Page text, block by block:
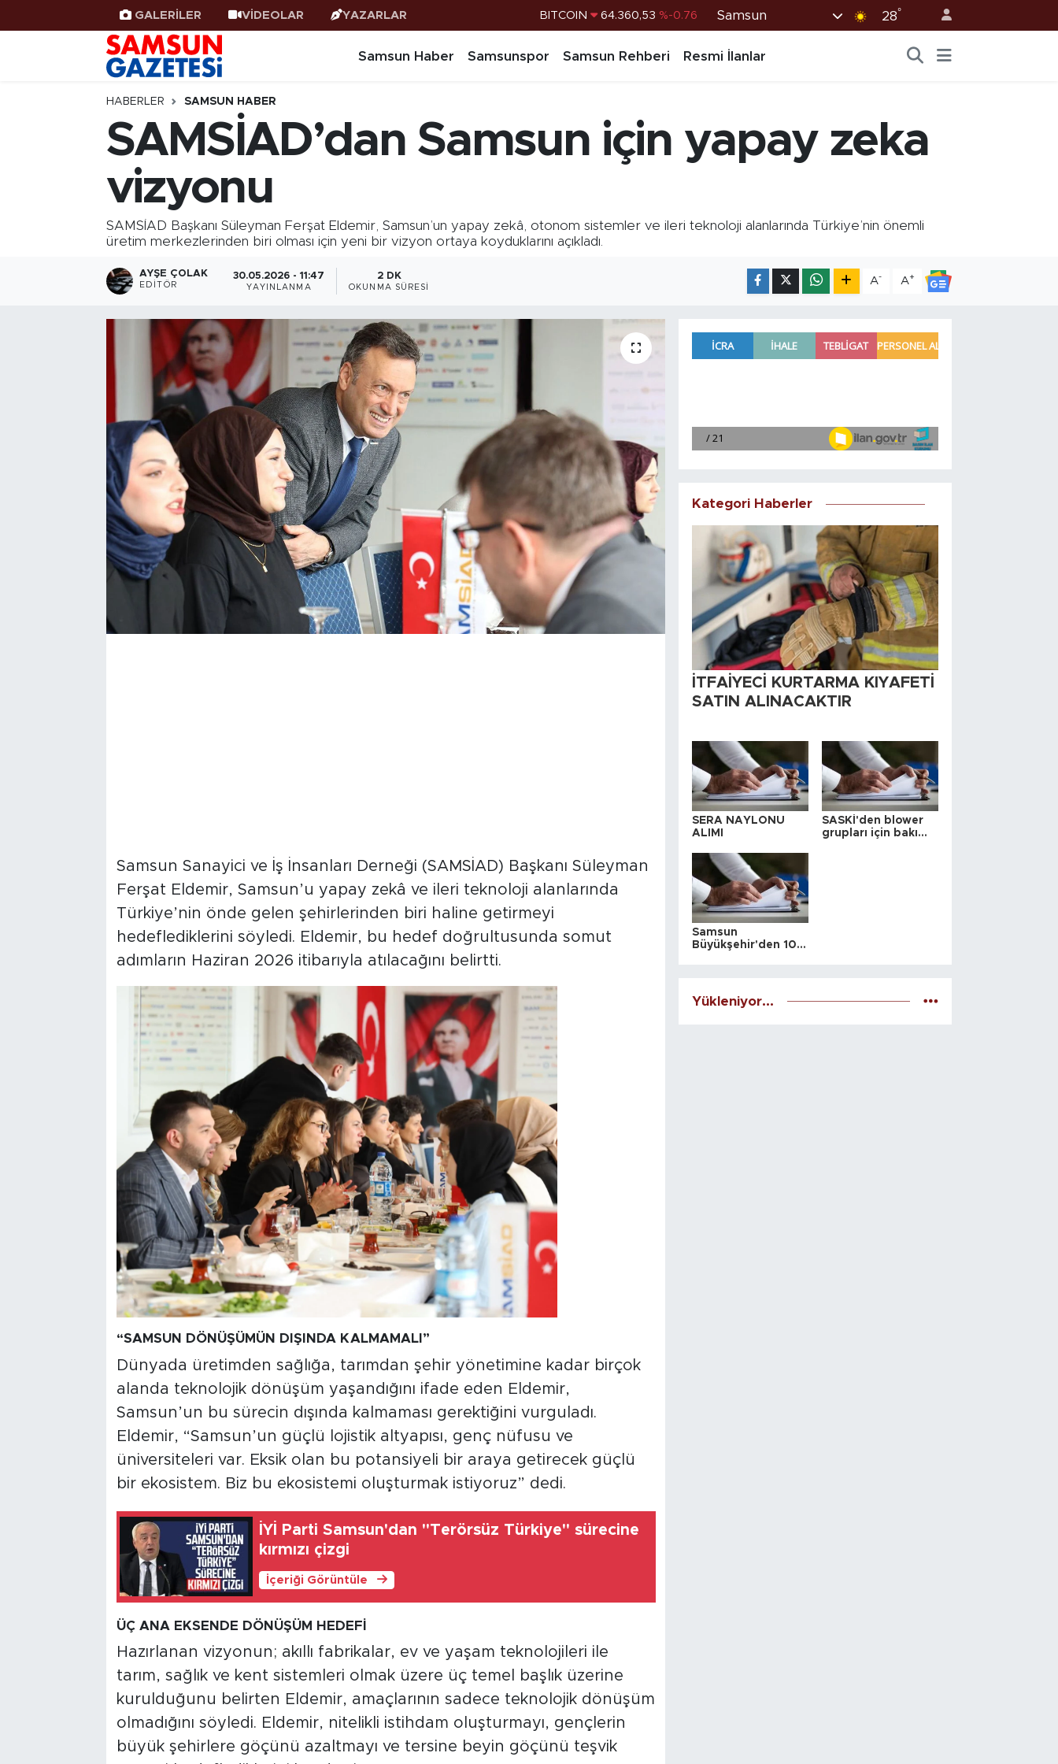
GALERİLER VİDEOLAR YAZARLAR DOLAR 47,7069 %0.17
BİST100 13.887 %64
BITCOIN 64.360,53 %-0.76
Samsun 28°
Samsun Haber Samsunspor Samsun Rehberi Resmi İlanlar
HABERLER SAMSUN HABER
SAMSİAD’dan Samsun için yapay zeka
vizyonu
SAMSİAD Başkanı Süleyman Ferşat Eldemir, Samsun’un yapay zekâ, otonom sistemler ve ileri teknoloji alanlarında Türkiye’nin önemli
üretim merkezlerinden biri olması için yeni bir vizyon ortaya koyduklarını açıkladı.
AYŞE ÇOLAK
EDITÖR
30.05.2026 - 11:47
YAYINLANMA
2 DK
OKUNMA SÜRESI
A- A+
Samsun Sanayici ve İş İnsanları Derneği (SAMSİAD) Başkanı Süleyman
Ferşat Eldemir, Samsun’u yapay zekâ ve ileri teknoloji alanlarında
Türkiye’nin önde gelen şehirlerinden biri haline getirmeyi
hedeflediklerini söyledi. Eldemir, bu hedef doğrultusunda somut
adımların Haziran 2026 itibarıyla atılacağını belirtti.
“SAMSUN DÖNÜŞÜMÜN DIŞINDA KALMAMALI”
Dünyada üretimden sağlığa, tarımdan şehir yönetimine kadar birçok
alanda teknolojik dönüşüm yaşandığını ifade eden Eldemir,
Samsun’un bu sürecin dışında kalmaması gerektiğini vurguladı.
Eldemir, “Samsun’un güçlü lojistik altyapısı, genç nüfusu ve
üniversiteleri var. Eksik olan bu potansiyeli bir araya getirecek güçlü
bir ekosistem. Biz bu ekosistemi oluşturmak istiyoruz” dedi.
İYİ Parti Samsun'dan "Terörsüz Türkiye" sürecine
kırmızı çizgi
İçeriği Görüntüle
ÜÇ ANA EKSENDE DÖNÜŞÜM HEDEFİ
Hazırlanan vizyonun; akıllı fabrikalar, ev ve yaşam teknolojileri ile
tarım, sağlık ve kent sistemleri olmak üzere üç temel başlık üzerine
kurulduğunu belirten Eldemir, amaçlarının sadece teknolojik dönüşüm
olmadığını söyledi. Eldemir, nitelikli istihdam oluşturmayı, gençlerin
büyük şehirlere göçünü azaltmayı ve tersine beyin göçünü teşvik
Kategori Haberler
İTFAİYECİ KURTARMA KIYAFETİ
SATIN ALINACAKTIR
SERA NAYLONU
ALIMI
SASKİ'den blower
grupları için bakım
Samsun
Büyükşehir'den 10
Yükleniyor...
Samsun Haber
Samsunspor
Samsun Rehberi
Resmi İlanlar
Samsun Nöbetçi Eczaneler
Samsun Hava Durumu
SAMSUN Namaz Vakitleri
Samsun Trafik Yoğunluk Haritası
Süper Lig Puan Durumu ve Fikstür